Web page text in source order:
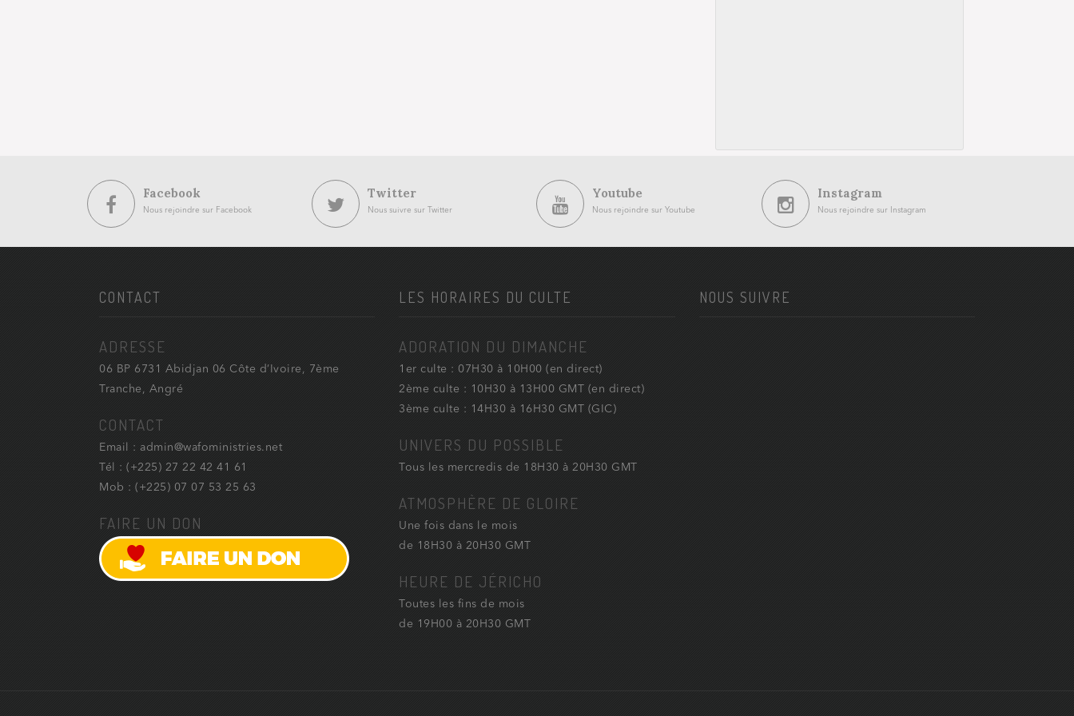
Facebook
Nous rejoindre sur Facebook
Twitter
Nous suivre sur Twitter
Youtube
Nous rejoindre sur Youtube
Instagram
Nous rejoindre sur Instagram
CONTACT
ADRESSE
06 BP 6731 Abidjan 06 Côte d’Ivoire, 7ème
Tranche, Angré
CONTACT
Email : admin@wafoministries.net
Tél : (+225) 27 22 42 41 61
Mob : (+225) 07 07 53 25 63
FAIRE UN DON
LES HORAIRES DU CULTE
ADORATION DU DIMANCHE
1er culte : 07H30 à 10H00 (en direct)
2ème culte : 10H30 à 13H00 GMT (en direct)
3ème culte : 14H30 à 16H30 GMT (GIC)
UNIVERS DU POSSIBLE
Tous les mercredis de 18H30 à 20H30 GMT
ATMOSPHÈRE DE GLOIRE
Une fois dans le mois
de 18H30 à 20H30 GMT
HEURE DE JÉRICHO
Toutes les fins de mois
de 19H00 à 20H30 GMT
NOUS SUIVRE